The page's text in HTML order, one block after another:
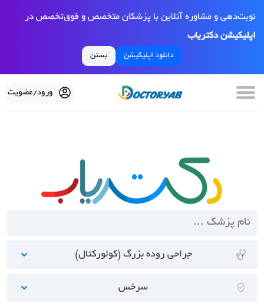
نوبت‌دهی و مشاوره آنلاین با پزشکان متخصص و فوق‌تخصص در
اپلیکیشن دکتریاب
دانلود اپلیکیشن بستن
ورود/عضویت
جراحی روده بزرگ (کولورکتال)
سرخس